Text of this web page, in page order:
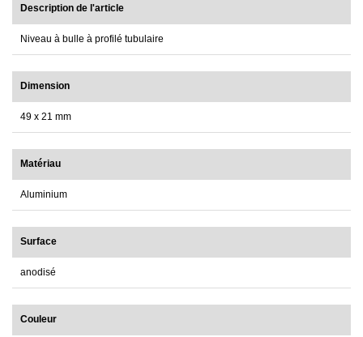
Description de l'article
Niveau à bulle à profilé tubulaire
Dimension
49 x 21 mm
Matériau
Aluminium
Surface
anodisé
Couleur